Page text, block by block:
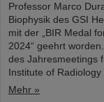
Professor Marco
Biophysik des GSI
mit der „BIR Medal
2024“ geehrt
des Jahresmeetings
Institute of
Mehr »